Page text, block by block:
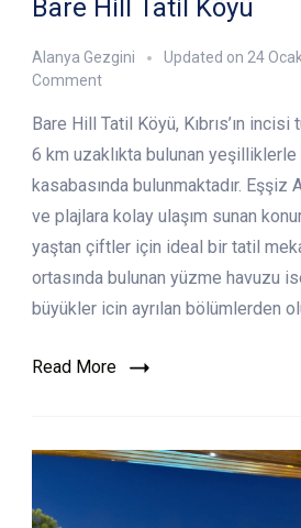
Bare Hill Tatil Köyü
Alanya Gezgini Updated on 24
Commenton
Hill
Tatil
Bare Hill Tatil Köyü, Kıbrıs’ın
6 km uzaklıkta bulunan yeşilliklerle
kasabasında bulunmaktadır. Eşşiz
ve plajlara kolay ulaşım sunan
yaştan çiftler için ideal bir tatil
ortasında bulunan yüzme havuzu
büyükler icin ayrılan bölümlerden
Read More